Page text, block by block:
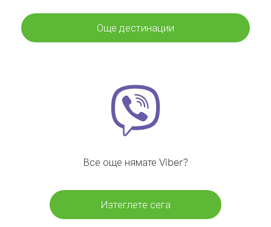
Още дестинации
Все още нямате Viber?
Изтеглете сега